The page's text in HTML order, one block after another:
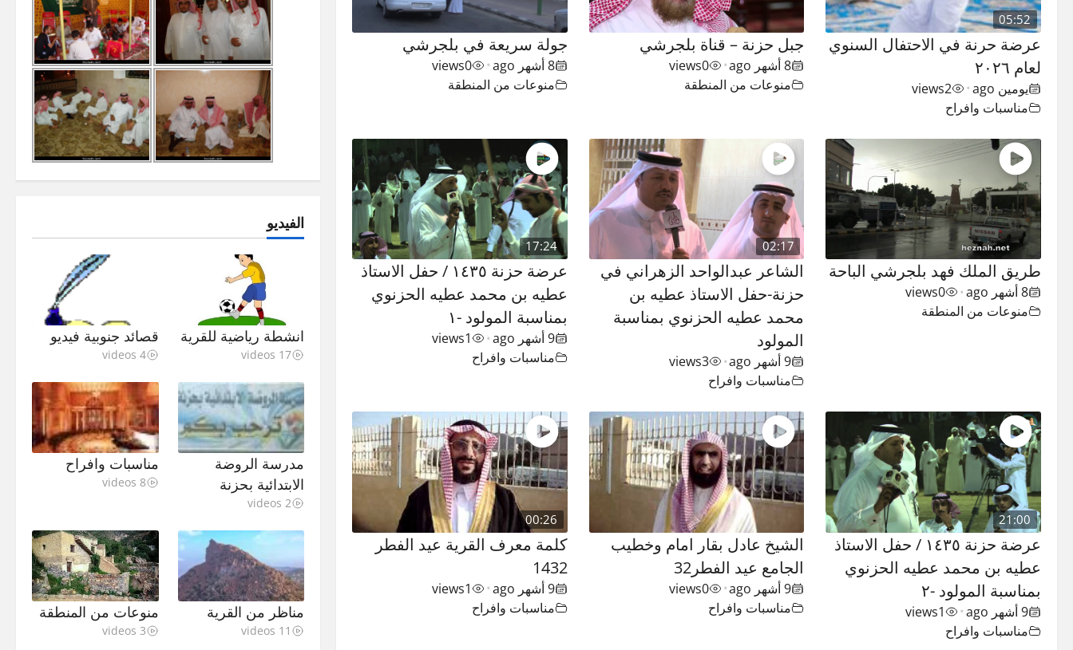
05:52
عرضة حرنة في الاحتفال السنوي
لعام ٢٠٢٦
يومين ago •
2
views
مناسبات وافراح
جبل حزنة – قناة بلجرشي
8 أشهر ago •
0
views
منوعات من المنطقة
جولة سريعة في بلجرشي
8 أشهر ago •
0
views
منوعات من المنطقة
طريق الملك فهد بلجرشي الباحة
8 أشهر ago •
0
views
منوعات من المنطقة
02:17
الشاعر عبدالواحد الزهراني في
حزنة-حفل الاستاذ عطيه بن
محمد عطيه الحزنوي بمناسبة
المولود
9 أشهر ago •
3
views
مناسبات وافراح
17:24
عرضة حزنة ١٤٣٥ / حفل الاستاذ
عطيه بن محمد عطيه الحزنوي
بمناسبة المولود -١
9 أشهر ago •
1
views
مناسبات وافراح
21:00
عرضة حزنة ١٤٣٥ / حفل الاستاذ
عطيه بن محمد عطيه الحزنوي
بمناسبة المولود -٢
9 أشهر ago •
1
views
مناسبات وافراح
الشيخ عادل بقار امام وخطيب
الجامع عيد الفطر32
9 أشهر ago •
0
views
مناسبات وافراح
00:26
كلمة معرف القرية عيد الفطر
1432
9 أشهر ago •
1
views
مناسبات وافراح
الفيديو
انشطة رياضية للقرية
17 videos
قصائد جنوبية فيديو
4 videos
مدرسة الروضة
الابتدائية بحزنة
2 videos
مناسبات وافراح
8 videos
مناظر من القرية
11 videos
منوعات من المنطقة
3 videos